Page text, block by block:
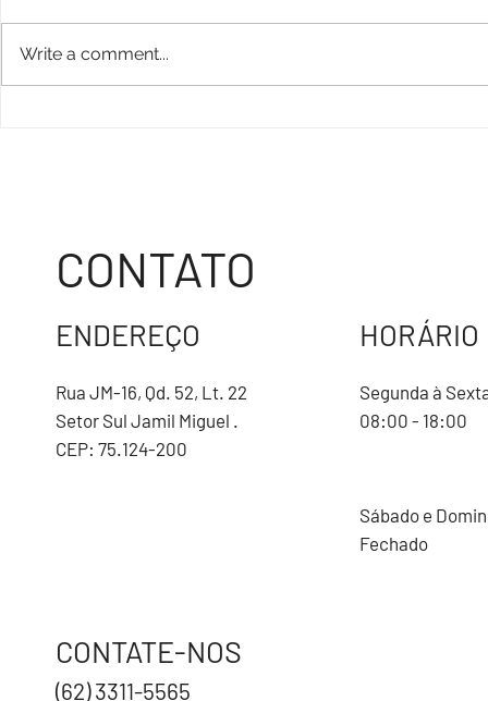
Write a comment...
CONTATO
ENDEREÇO
Rua JM-16, Qd. 52, Lt. 22
Setor Sul Jamil Miguel .
CEP: 75.124-200
HORÁRIO
Segunda à
08:00 - 18:00
Sábado e
Fechado
CONTATE-NOS
(62) 3311-5565